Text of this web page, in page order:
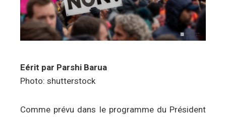
Eérit par Parshi Barua
Photo: shutterstock
Comme prévu dans le programme du Président